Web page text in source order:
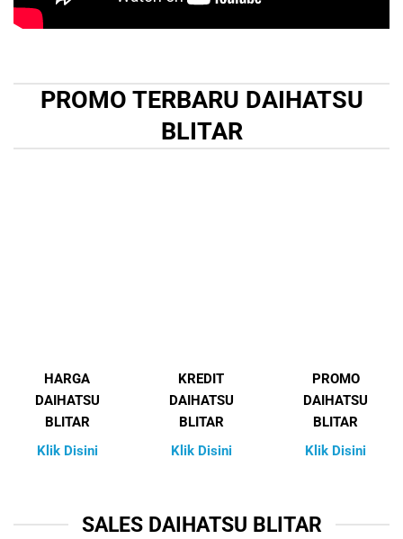
PROMO TERBARU DAIHATSU
BLITAR
HARGA
DAIHATSU
BLITAR
Klik Disini
KREDIT
DAIHATSU
BLITAR
Klik Disini
PROMO
DAIHATSU
BLITAR
Klik Disini
SALES DAIHATSU BLITAR